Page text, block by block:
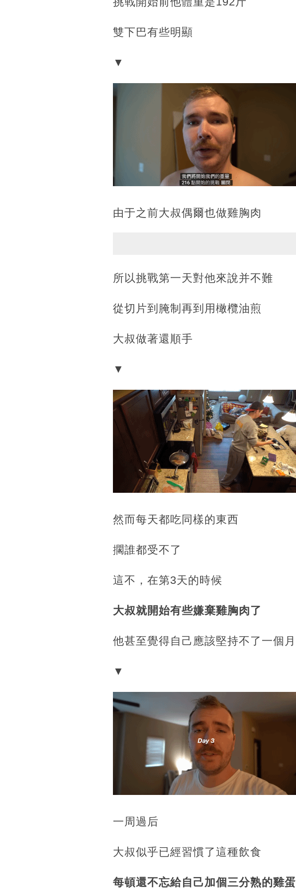
雙下巴有些明顯
▼
由于之前大叔偶爾也做雞胸肉
所以挑戰第一天對他來說并不難
從切片到腌制再到用橄欖油煎
大叔做著還順手
▼
然而每天都吃同樣的東西
擱誰都受不了
這不，在第3天的時候
大叔就開始有些嫌棄雞胸肉了
他甚至覺得自己應該堅持不了一個月
▼
一周過后
大叔似乎已經習慣了這種飲食
每頓還不忘給自己加個三分熟的雞蛋